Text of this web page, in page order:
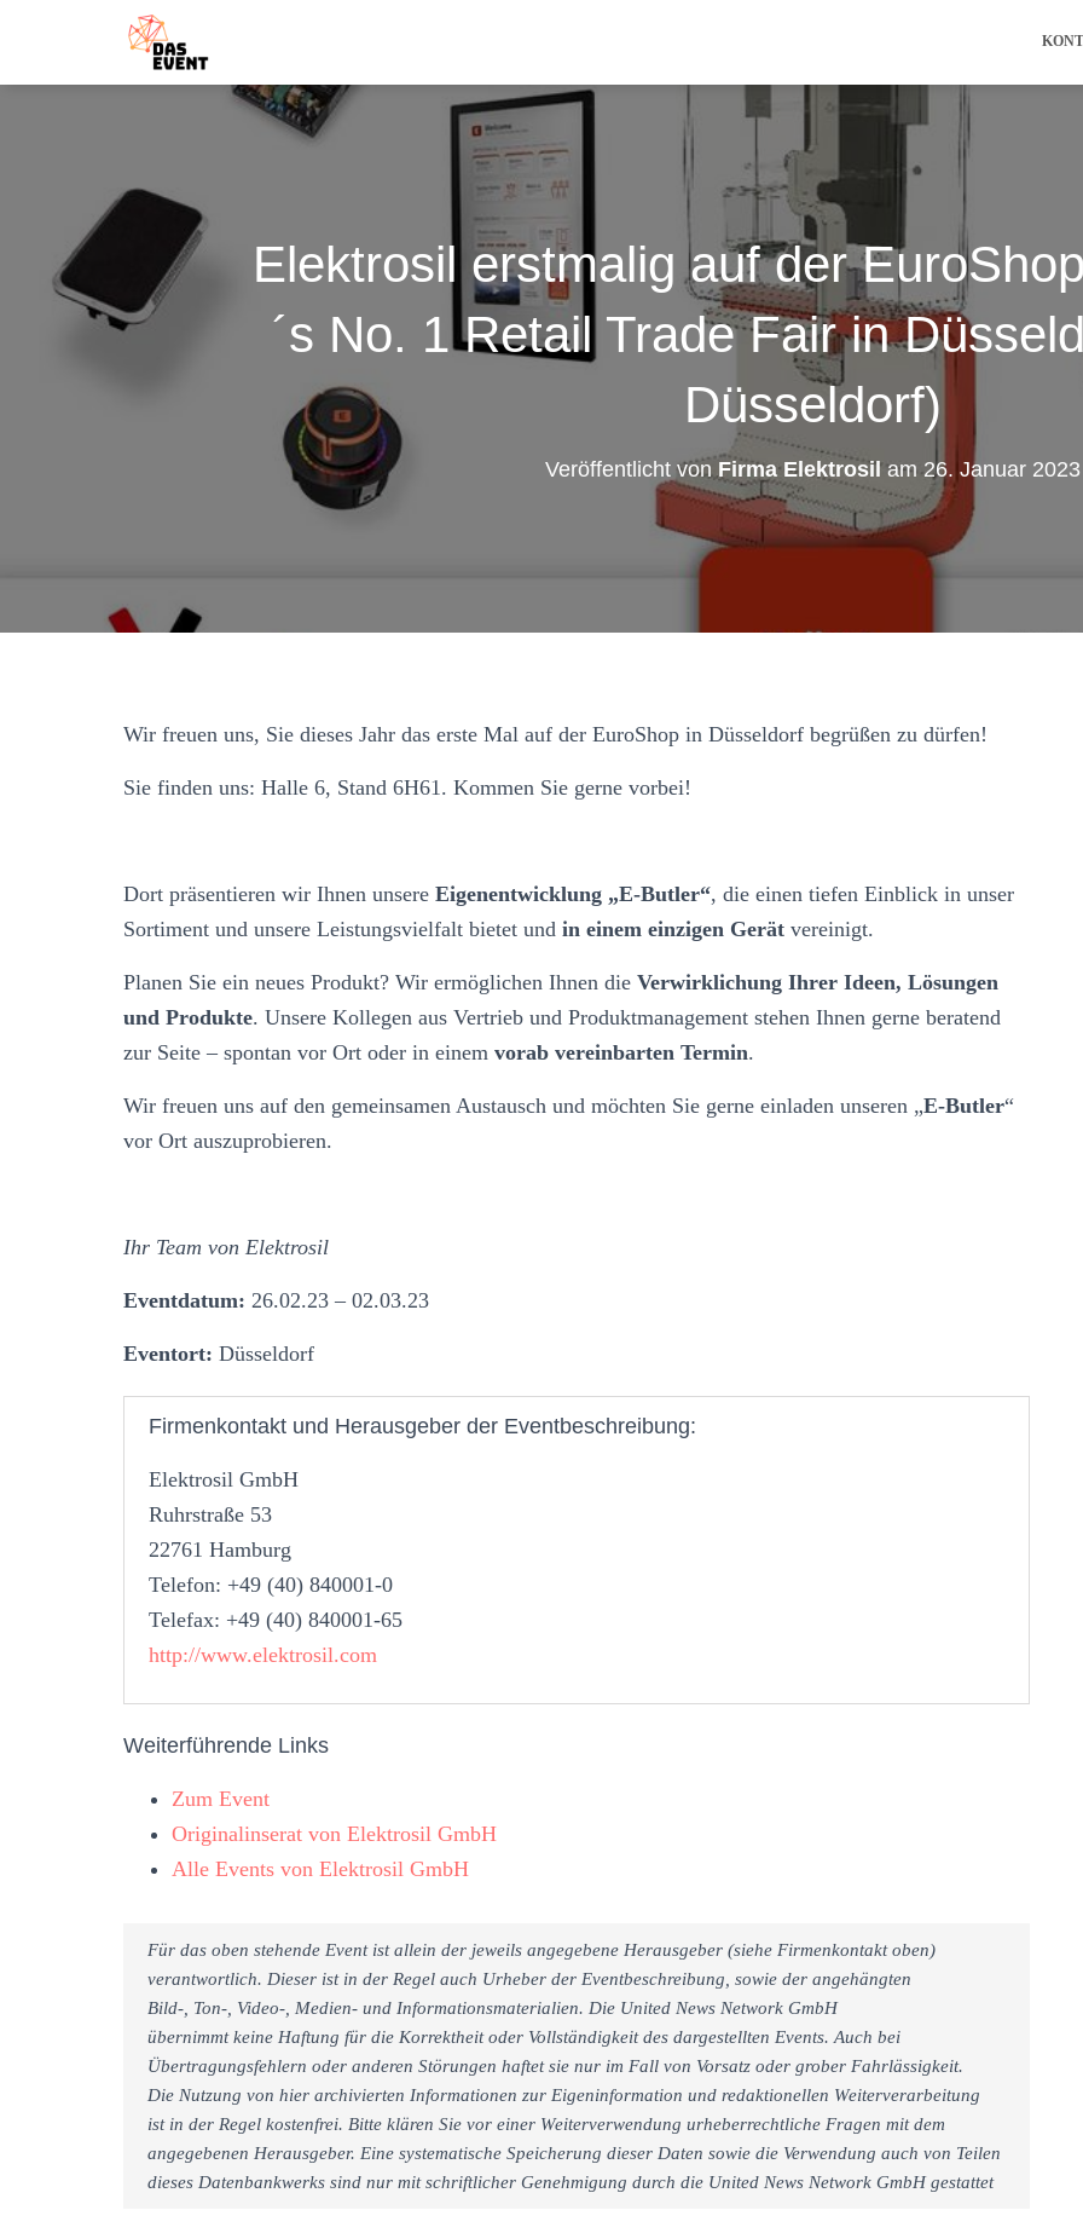
Elektrosil erstmalig auf der
´s No. 1 Retail Trade Fair in
Düsseldorf)
Veröffentlicht von Firma Elektrosilam26. Januar 2023
Wir freuen uns, Sie dieses Jahr das erste Mal auf der EuroShop in Düsseldorf begrüßen zu dürfen!
Sie finden uns: Halle 6, Stand 6H61. Kommen Sie gerne vorbei!
Dort präsentieren wir Ihnen unsere Eigenentwicklung „E-Butler“, die einen tiefen Einblick in unser
Sortiment und unsere Leistungsvielfalt bietet und in einem einzigen Gerät vereinigt.
Planen Sie ein neues Produkt? Wir ermöglichen Ihnen die Verwirklichung Ihrer Ideen, Lösungen
und Produkte. Unsere Kollegen aus Vertrieb und Produktmanagement stehen Ihnen gerne beratend
zur Seite – spontan vor Ort oder in einem vorab vereinbarten Termin.
Wir freuen uns auf den gemeinsamen Austausch und möchten Sie gerne einladen unseren „E-Butler“
vor Ort auszuprobieren.
Ihr Team von Elektrosil
Eventdatum: 26.02.23 – 02.03.23
Eventort: Düsseldorf
Firmenkontakt und Herausgeber der Eventbeschreibung:
Elektrosil GmbH
Ruhrstraße 53
22761 Hamburg
Telefon: +49 (40) 840001-0
Telefax: +49 (40) 840001-65
http://www.elektrosil.com
Weiterführende Links
Zum Event
Originalinserat von Elektrosil GmbH
Alle Events von Elektrosil GmbH
Für das oben stehende Event ist allein der jeweils angegebene Herausgeber (siehe Firmenkontakt oben)
verantwortlich. Dieser ist in der Regel auch Urheber der Eventbeschreibung, sowie der angehängten
Bild-, Ton-, Video-, Medien- und Informationsmaterialien. Die United News Network GmbH
übernimmt keine Haftung für die Korrektheit oder Vollständigkeit des dargestellten Events. Auch bei
Übertragungsfehlern oder anderen Störungen haftet sie nur im Fall von Vorsatz oder grober Fahrlässigkeit.
Die Nutzung von hier archivierten Informationen zur Eigeninformation und redaktionellen Weiterverarbeitung
ist in der Regel kostenfrei. Bitte klären Sie vor einer Weiterverwendung urheberrechtliche Fragen mit dem
angegebenen Herausgeber. Eine systematische Speicherung dieser Daten sowie die Verwendung auch von Teilen
dieses Datenbankwerks sind nur mit schriftlicher Genehmigung durch die United News Network GmbH gestattet